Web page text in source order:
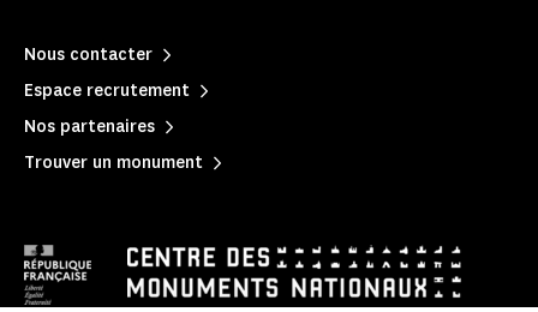
Nous contacter
Espace recrutement
Nos partenaires
Trouver un monument